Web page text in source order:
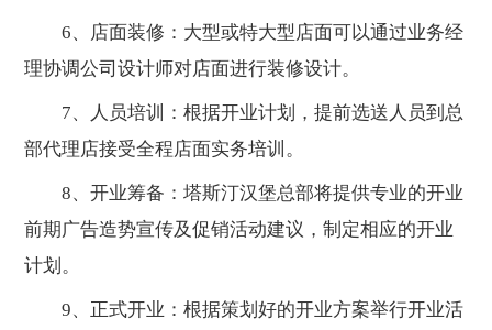
6、店面装修：大型或特大型店面可以通过业务经
理协调公司设计师对店面进行装修设计。
7、人员培训：根据开业计划，提前选送人员到总
部代理店接受全程店面实务培训。
8、开业筹备：塔斯汀汉堡总部将提供专业的开业
前期广告造势宣传及促销活动建议，制定相应的开业
计划。
9、正式开业：根据策划好的开业方案举行开业活